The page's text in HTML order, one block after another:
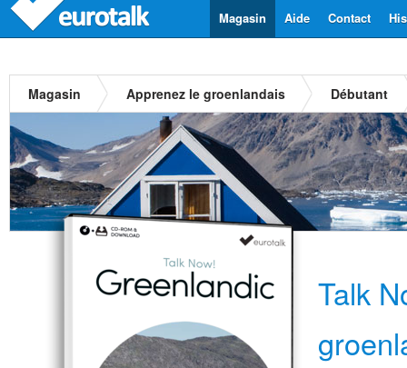
Contact
Aide
Magasin
Magasin Apprenez le groenlandais Débutant
Talk